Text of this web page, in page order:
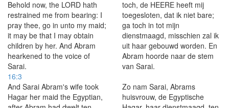
Behold now, the LORD hath
restrained me from bearing: I
pray thee, go in unto my maid;
it may be that I may obtain
children by her. And Abram
hearkened to the voice of
Sarai.
toch, de HEERE heeft mij
toegesloten, dat ik niet bare;
ga toch in tot mijn
dienstmaagd, misschien zal ik
uit haar gebouwd worden. En
Abram hoorde naar de stem
van Sarai.
16:3
And Sarai Abram's wife took
Hagar her maid the Egyptian,
Zo nam Sarai, Abrams
huisvrouw, de Egyptische